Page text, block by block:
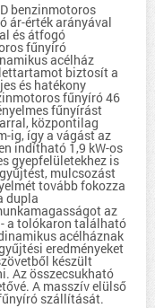
benzinmotoros
ár-érték arányával
és átfogó
fűnyíró
acélház
biztosít a
és hatékony
fűnyíró 46
fűnyírást
központilag
ig, így a vágást az
indítható 1,9 kW-os
gyepfelületekhez is
mulcsozást
tovább fokozza
dupla
az
a tolókaron található
acélháznak
eredményeket
készült
Az összecsukható
A masszív elülső
szállítását.